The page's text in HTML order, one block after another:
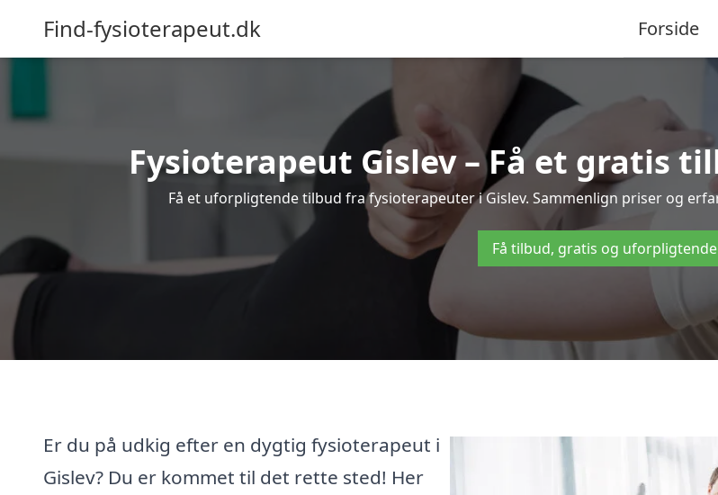
Find-fysioterapeut.dk Forside
Fysioterapeut Gislev – Få et gratis
Få et uforpligtende tilbud fra fysioterapeuter i Gislev. Sammenlign priser og
Få tilbud, gratis og uforpligtende
Er du på udkig efter en dygtig fysioterapeut i
Gislev? Du er kommet til det rette sted! Her